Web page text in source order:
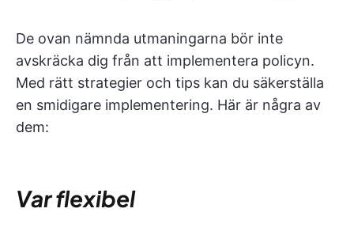
De ovan nämnda utmaningarna bör inte
avskräcka dig från att implementera policyn.
Med rätt strategier och tips kan du säkerställa
en smidigare implementering. Här är några av
dem:
Var flexibel